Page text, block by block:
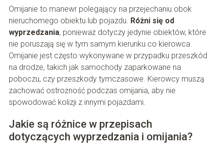
Omijanie to manewr polegający na przejechaniu obok
nieruchomego obiektu lub pojazdu. Różni się od
wyprzedzania, ponieważ dotyczy jedynie obiektów, które
nie poruszają się w tym samym kierunku co kierowca.
Omijanie jest często wykonywane w przypadku przeszkód
na drodze, takich jak samochody zaparkowane na
poboczu, czy przeszkody tymczasowe. Kierowcy muszą
zachować ostrożność podczas omijania, aby nie
spowodować kolizji z innymi pojazdami.
Jakie są różnice w przepisach
dotyczących wyprzedzania i omijania?